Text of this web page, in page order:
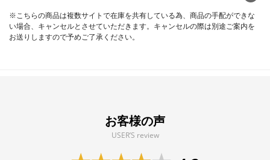
※こちらの商品は複数サイトで在庫を共有している為、商品の手配ができな
い場合、キャンセルとさせていただきます。キャンセルの際は別途ご案内を
お送りしますので予めご了承ください。
お客様の声
USER’S review